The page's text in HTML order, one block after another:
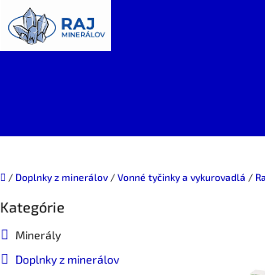
Domov
/ Doplnky z minerálov / Vonné tyčinky a vykurovadlá /
Preskočiť
Kategórie
Minerály
Doplnky z minerálov